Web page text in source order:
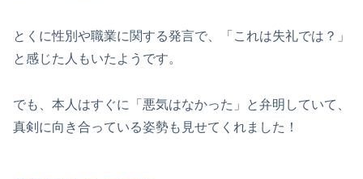
とくに性別や職業に関する発言で、「これは失礼では？」
と感じた人もいたようです。
でも、本人はすぐに「悪気はなかった」と弁明していて、
真剣に向き合っている姿勢も見せてくれました！